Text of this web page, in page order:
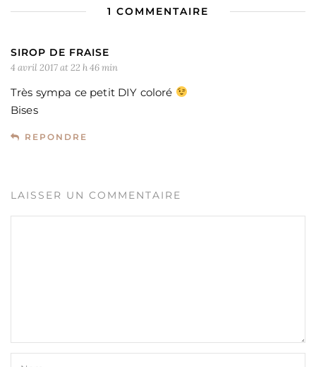
1 COMMENTAIRE
SIROP DE FRAISE
4 avril 2017 at 22 h 46 min
Très sympa ce petit DIY coloré
Bises
REPONDRE
LAISSER UN COMMENTAIRE